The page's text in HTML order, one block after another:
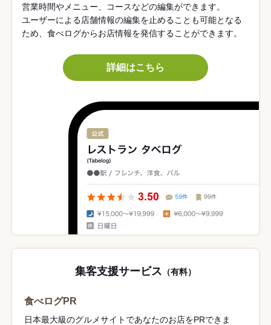
営業時間やメニュー、コースなどの編集ができます。
ユーザーによる店舗情報の編集を止めることも可能となる
ため、食べログからお店情報を発信することができます。
詳細はこちら
集客支援サービス （有料）
食べログPR
日本最大級のグルメサイトであなたのお店をPRできま